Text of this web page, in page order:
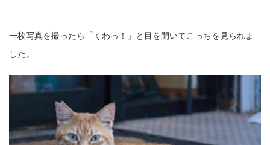
一枚写真を撮ったら「くわっ！」と目を開いてこっちを見られま
した。